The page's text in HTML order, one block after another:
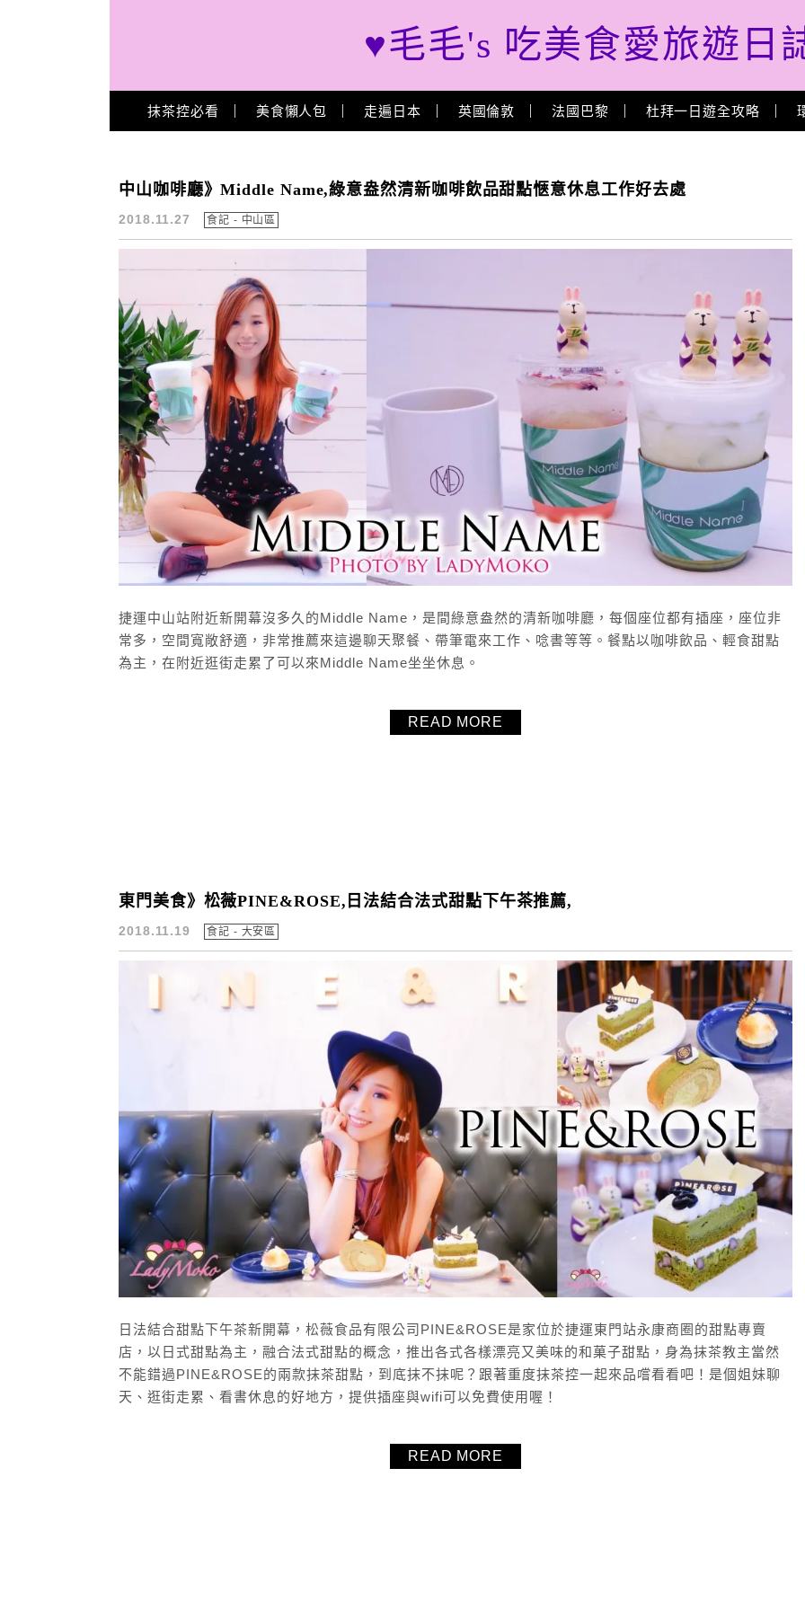
♥毛毛's 吃美食愛旅遊日
Main Menu
抹茶控必看 美食懶人包 走遍日本 英國倫敦 法國巴黎 杜拜一日遊全攻略
插座
中山咖啡廳》Middle Name,綠意盎然清新咖啡飲品甜點愜意休息工作好去處
2018.11.27 食記 - 中山區
捷運中山站附近新開幕沒多久的Middle Name，是間綠意盎然的清新咖啡廳，每個座位都有插座，座位非
常多，空間寬敞舒適，非常推薦來這邊聊天聚餐、帶筆電來工作、唸書等等。餐點以咖啡飲品、輕食甜點
為主，在附近逛街走累了可以來Middle Name坐坐休息。
READ MORE
東門美食》松薇PINE&ROSE,日法結合法式甜點下午茶推薦,
2018.11.19 食記 - 大安區
日法結合甜點下午茶新開幕，松薇食品有限公司PINE&ROSE是家位於捷運東門站永康商圈的甜點專賣
店，以日式甜點為主，融合法式甜點的概念，推出各式各樣漂亮又美味的和菓子甜點，身為抹茶教主當然
不能錯過PINE&ROSE的兩款抹茶甜點，到底抹不抹呢？跟著重度抹茶控一起來品嚐看看吧！是個姐妹聊
天、逛街走累、看書休息的好地方，提供插座與wifi可以免費使用喔！
READ MORE